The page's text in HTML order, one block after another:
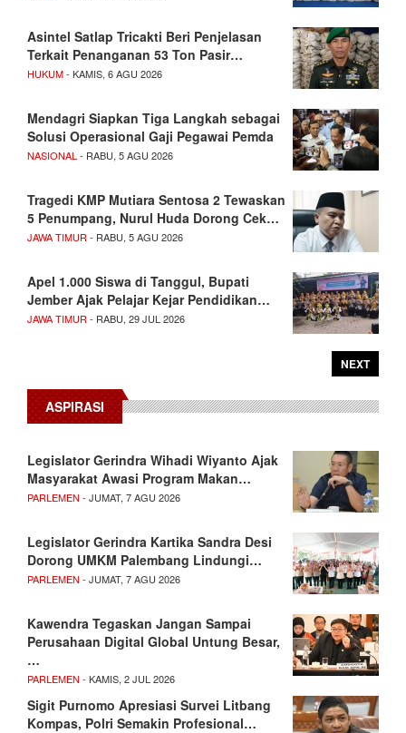
Asintel Satlap Tricakti Beri Penjelasan
Terkait Penanganan 53 Ton Pasir…
HUKUM- KAMIS, 6 AGU 2026
Mendagri Siapkan Tiga Langkah sebagai
Solusi Operasional Gaji Pegawai Pemda
NASIONAL - RABU, 5 AGU 2026
Tragedi KMP Mutiara Sentosa 2 Tewaskan
5 Penumpang, Nurul Huda Dorong Cek…
JAWA TIMUR - RABU, 5 AGU 2026
Apel 1.000 Siswa di Tanggul, Bupati
Jember Ajak Pelajar Kejar Pendidikan…
JAWA TIMUR - RABU, 29 JUL 2026
NEXT
ASPIRASI
Legislator Gerindra Wihadi Wiyanto Ajak
Masyarakat Awasi Program Makan…
PARLEMEN - JUMAT, 7 AGU 2026
Legislator Gerindra Kartika Sandra Desi
Dorong UMKM Palembang Lindungi…
PARLEMEN - JUMAT, 7 AGU 2026
Kawendra Tegaskan Jangan Sampai
Perusahaan Digital Global Untung Besar,
…
PARLEMEN - KAMIS, 2 JUL 2026
Sigit Purnomo Apresiasi Survei Litbang
Kompas, Polri Semakin Profesional…